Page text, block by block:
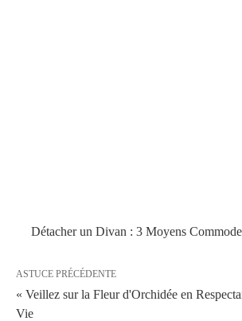
Détacher un Divan : 3 Moyens
ASTUCE PRÉCÉDENTE
« Veillez sur la Fleur d'Orchidée en
Vie